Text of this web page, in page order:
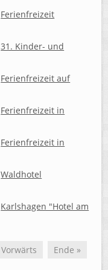
Ferienfreizeit
31. Kinder- und
Ferienfreizeit auf
Ferienfreizeit in
Ferienfreizeit in
Waldhotel
Karlshagen "Hotel am
Vorwärts Ende »